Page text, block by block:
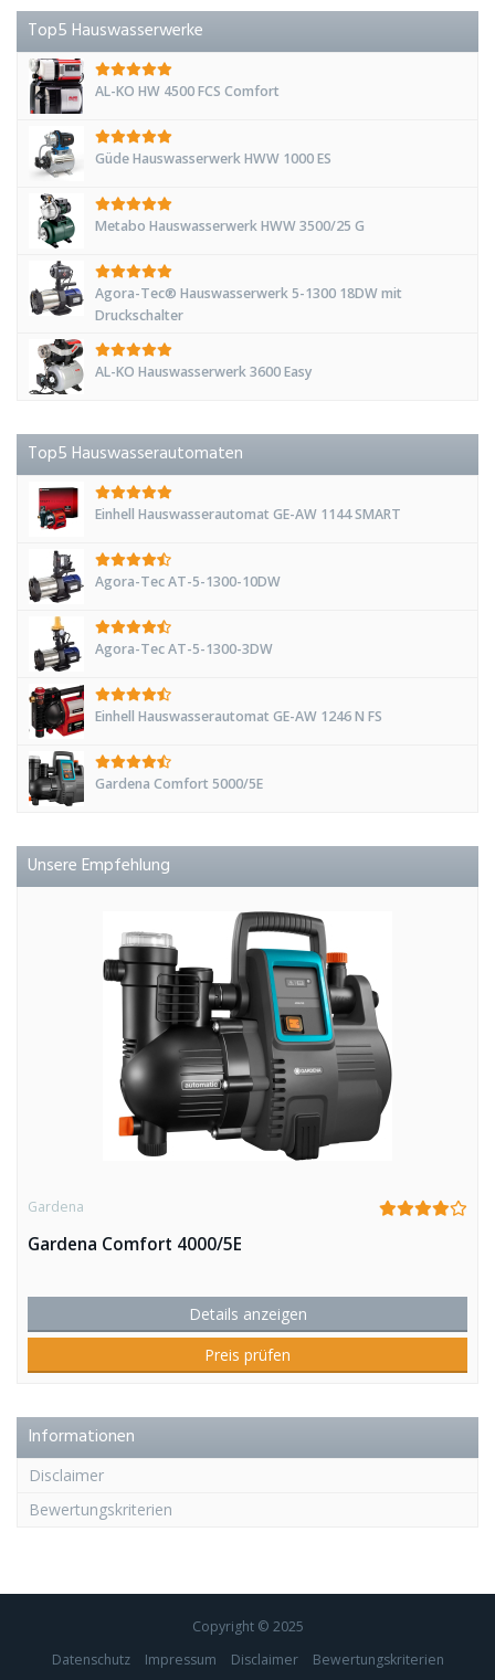
Top5 Hauswasserwerke
AL-KO HW 4500 FCS Comfort
Güde Hauswasserwerk HWW 1000 ES
Metabo Hauswasserwerk HWW 3500/25 G
Agora-Tec® Hauswasserwerk 5-1300 18DW mit
Druckschalter
AL-KO Hauswasserwerk 3600 Easy
Top5 Hauswasserautomaten
Einhell Hauswasserautomat GE-AW 1144 SMART
Agora-Tec AT-5-1300-10DW
Agora-Tec AT-5-1300-3DW
Einhell Hauswasserautomat GE-AW 1246 N FS
Gardena Comfort 5000/5E
Unsere Empfehlung
Gardena
Gardena Comfort 4000/5E
Details anzeigen
Preis prüfen
Informationen
Disclaimer
Bewertungskriterien
Copyright © 2025
Datenschutz
Impressum Disclaimer Bewertungskriterien